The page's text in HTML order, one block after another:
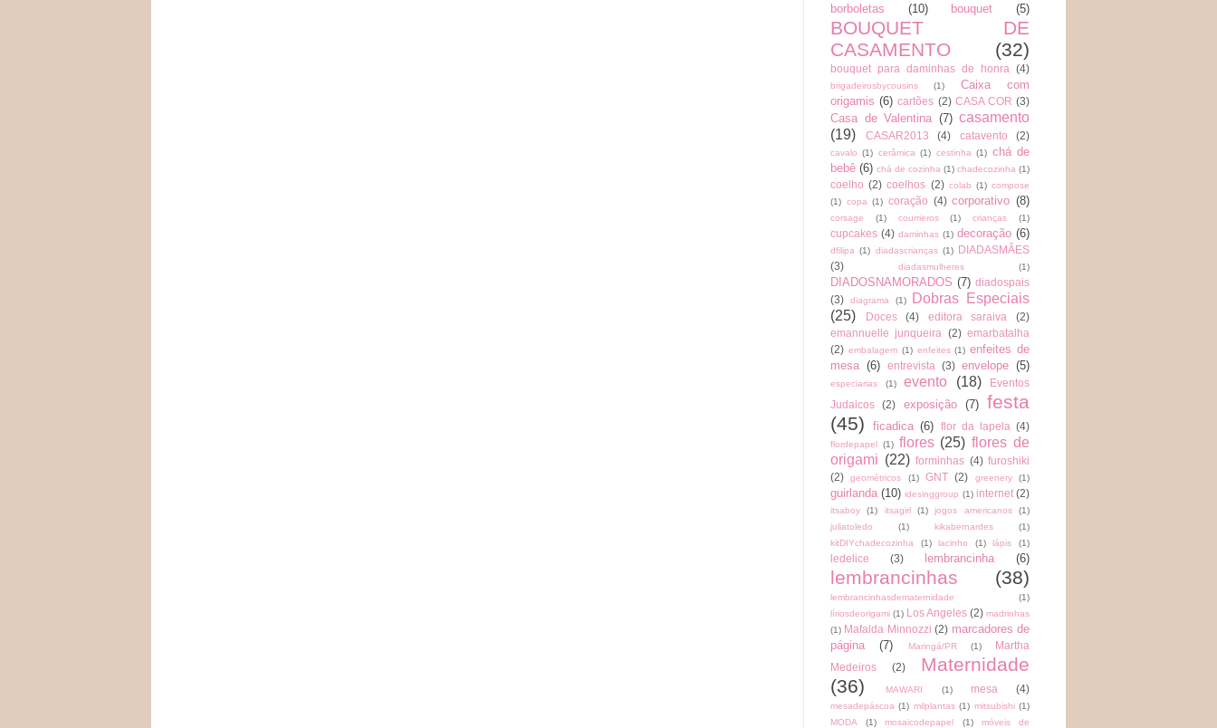
borboletas (10) bouquet (5)
BOUQUET DE
CASAMENTO
(32)
bouquet para daminhas de honra (4)
brigadeirosbycousins (1)
Caixa com
origamis (6) cartões (2) CASA COR (3)
Casa de Valentina (7) casamento
(19)
CASAR2013 (4) catavento (2)
cavalo (1) cerâmica (1) cestinha (1) chá de
bebê (6) chá de cozinha (1) chadecozinha (1)
coelho (2) coelhos (2) colab (1) compose
(1) copa (1) coração (4) corporativo (8)
corsage (1) courrieros (1) crianças (1)
cupcakes (4) daminhas (1) decoração (6)
dfilipa (1) diadascrianças (1) DIADASMÃES
(3)
diadasmulheres (1)
DIADOSNAMORADOS (7) diadospais
(3)
diagrama (1)
Dobras Especiais
(25)
Doces (4) editora saraiva
(2)
emannuelle junqueira
(2) emarbatalha
(2) embalagem (1) enfeites (1) enfeites de
mesa (6) entrevista (3) envelope (5)
especiarias (1) evento (18)
Eventos
Judaicos
(2) exposição (7)
festa
(45)
ficadica (6) flor da lapela (4)
flordepapel (1) flores (25) flores de
origami (22) forminhas (4) furoshiki
(2)
geométricos (1) GNT (2) greenery (1)
guirlanda (10) idesinggroup (1) internet (2)
itsaboy (1) itsagirl (1) jogos americanos
(1)
juliatoledo
(1) kikabernardes
(1)
kitDIYchadecozinha
(1) lacinho (1) lápis (1)
ledelice (3) lembrancinha (6)
lembrancinhas (38)
lembrancinhasdematernidade
(1)
líriosdeorigami (1) Los Angeles (2) madrinhas
(1) Mafalda Minnozzi (2) marcadores de
página
(7) Maringá/PR (1)
Martha
Medeiros
(2)
Maternidade
(36)
MAWARI (1) mesa (4)
mesadepáscoa (1) milplantas (1) mitsubishi (1)
MODA
(1) mosaicodepapel (1) móveis de